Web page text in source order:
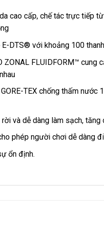
cao cấp, chế tác trực tiếp
DTS® với khoảng 100
ZONAL FLUIDFORM™
TEX chống thấm nước
và dễ dàng làm sạch, tăng
phép người chơi dễ dàng
ổn định.